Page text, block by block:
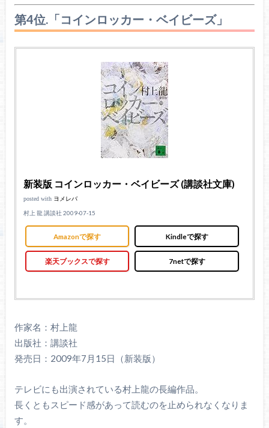
第4位.「コインロッカー・ベイビーズ」
新装版 コインロッカー・ベイビーズ (講談社文庫)
posted with ヨメレバ
村上 龍 講談社 2009-07-15
Amazonで探す Kindleで探す
楽天ブックスで探す 7netで探す
作家名：村上龍
出版社：講談社
発売日：2009年7月15日（新装版）
テレビにも出演されている村上龍の長編作品。
長くともスピード感があって読むのを止められなくなりま
す。